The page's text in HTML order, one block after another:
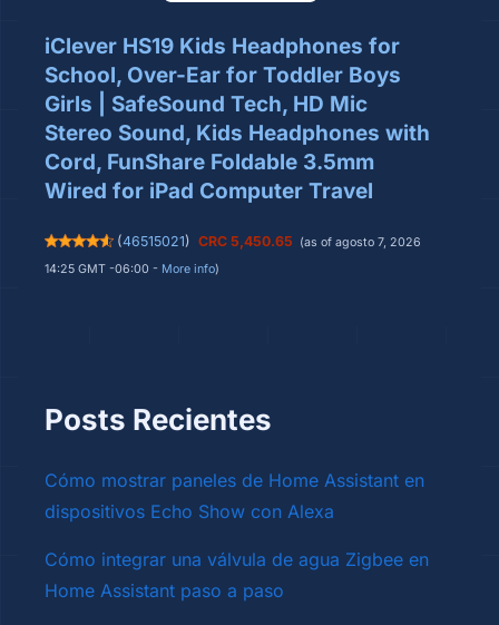
iClever HS19 Kids Headphones for
School, Over-Ear for Toddler Boys
Girls | SafeSound Tech, HD Mic
Stereo Sound, Kids Headphones with
Cord, FunShare Foldable 3.5mm
Wired for iPad Computer Travel
(46515021) CRC 5,450.65
(as of agosto 7, 2026
14:25 GMT -06:00 - More info)
Posts Recientes
Cómo mostrar paneles de Home Assistant en
dispositivos Echo Show con Alexa
Cómo integrar una válvula de agua Zigbee en
Home Assistant paso a paso